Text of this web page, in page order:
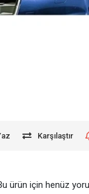
Karşılaştır
ürün için henüz